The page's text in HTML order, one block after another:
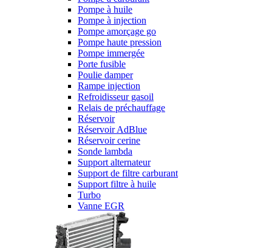
Pompe à huile
Pompe à injection
Pompe amorçage go
Pompe haute pression
Pompe immergée
Porte fusible
Poulie damper
Rampe injection
Refroidisseur gasoil
Relais de préchauffage
Réservoir
Réservoir AdBlue
Réservoir cerine
Sonde lambda
Support alternateur
Support de filtre carburant
Support filtre à huile
Turbo
Vanne EGR